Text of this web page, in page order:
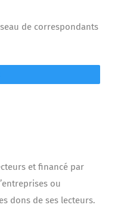
de correspondants
et financé par
ou
dons de ses lecteurs.